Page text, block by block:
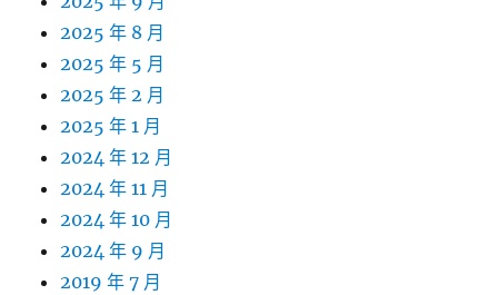
2025 年 8 月
2025 年 5 月
2025 年 2 月
2025 年 1 月
2024 年 12 月
2024 年 11 月
2024 年 10 月
2024 年 9 月
2019 年 7 月